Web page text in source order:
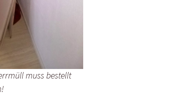
muss bestellt